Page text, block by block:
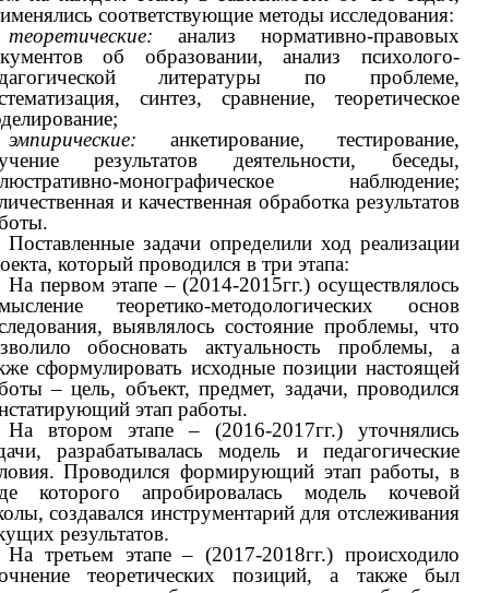
соответствующие методы исследования:
теоретические: анализ нормативно-правовых
об образовании, анализ психолого-
литературы по проблеме,
синтез, сравнение, теоретическое
эмпирические: анкетирование, тестирование,
результатов деятельности, беседы,
монографическое наблюдение;
и качественная обработка результатов
Поставленные задачи определили ход реализации
который проводился в три этапа:
На первом этапе – (2014-2015гг.) осуществлялось
теоретико-методологических основ
выявлялось состояние проблемы, что
обосновать актуальность проблемы, а
сформулировать исходные позиции настоящей
– цель, объект, предмет, задачи, проводился
этап работы.
На втором этапе – (2016-2017гг.) уточнялись
разрабатывалась модель и педагогические
Проводился формирующий этап работы, в
которого апробировалась модель кочевой
создавался инструментарий для отслеживания
результатов.
На третьем этапе – (2017-2018гг.) происходило
теоретических позиций, а также был